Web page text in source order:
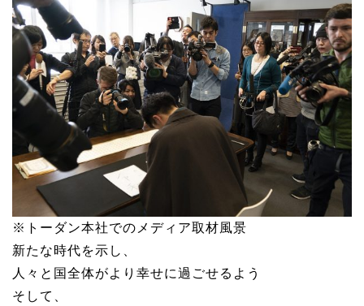
※トーダン本社でのメディア取材風景
新たな時代を示し、
人々と国全体がより幸せに過ごせるよう
そして、